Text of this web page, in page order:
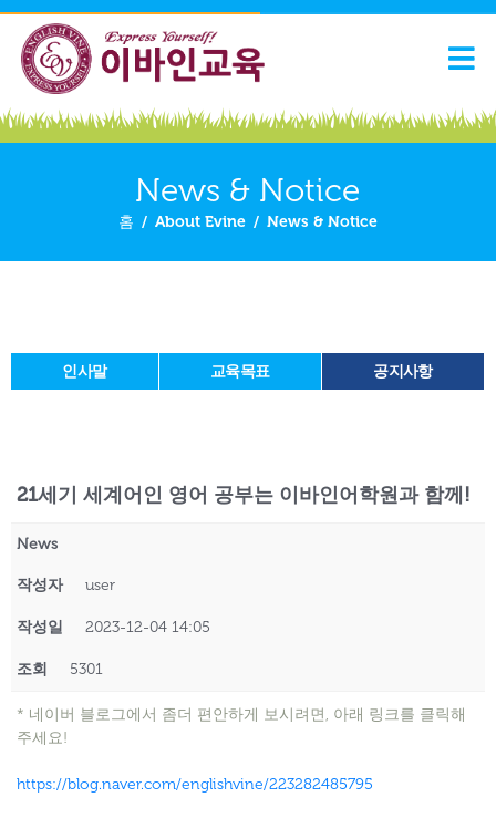
News & Notice
홈 / About Evine / News & Notice
인사말 교육목표 공지사항
21세기 세계어인 영어 공부는 이바인어학원과 함께!
News
작성자 user
작성일 2023-12-04 14:05
조회 5301
* 네이버 블로그에서 좀더 편안하게 보시려면, 아래 링크를 클릭해
주세요!
https://blog.naver.com/englishvine/223282485795